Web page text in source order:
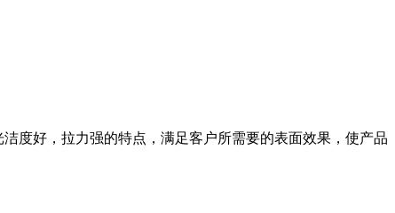
度好，拉力强的特点，满足客户所需要的表面效果，使产品